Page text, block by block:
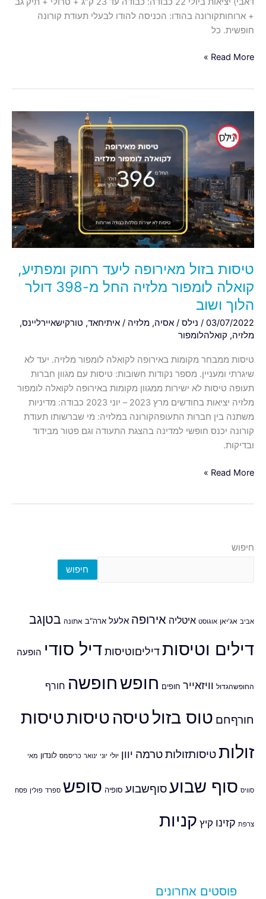
+ ארוחותקורונה בהודו: הכניסה להודו לבעלי תעודת קורונה
חופשית. כל
Read More »
טיסות בזול מאירופה ליעד רחוק ומפתיע,
קואלה לומפור מלזיה החל מ-398 דולר
הלוך ושוב
03/07/2022
/ נילס / אסיה, מלזיה / איתיחאד, טורקישאיירליינס,
מלזיה, קואלהלומפור
טיסות ממבחר מקומות באירופה לקואלה לומפור מלזיה. יעד לא
שיגרתי ומעניין. מספר נקודות חשובות: טיסות עם מגוון חברות
תעופה טיסות לא ישירות ממגוון מקומות באירופה לקואלה לומפור
מלזיה יציאות בחודשים מרץ 2023 – יוני 2023 כבודה: מדיניות
משתנה בין חברות התעופהקורונה במלזיה: מי שברשותו תעודת
קורונה יכנס חופשי למדינה בהצגת התעודה וגם פטור מבידוד
ובדיקות.
בזול
מאירופה
ליעד
רחוק
ומפתיע,
קואלה
לומפור
מלזיה
החל
דולר
הלוך
ושוב
Read More »
חיפוש
חיפוש
אביב אג'יאן אוגוסט איטליה אירופה אלעל ארה"ב אתונה בטןגב
דילים וטיסותדיליםוטיסותדיל סודי הופעה
החופשהגדול וויזאייר חופים חופשחופשה חורף
חורףחם טוס בזולטיסה טיסותטיסות
זולותטיסותזולותטרמה יוון יולי יוני ינואר כריסמס לונדון מאי
סוויס סוף שבועסוףשבוע סופיה סופש ספרד פולין פסח
צרפת קזינו קיץ קניות
פוסטים אחרונים